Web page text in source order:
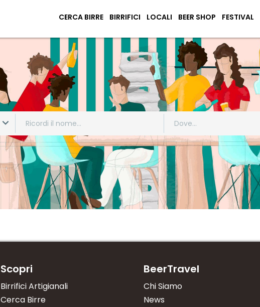
CERCA BIRRE BIRRIFICI LOCALI BEER SHOP FESTIVAL
Scopri
Birrifici Artigianali
Cerca Birre
BeerTravel
Chi Siamo
News